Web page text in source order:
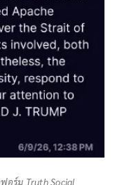
อร์ม Truth Social